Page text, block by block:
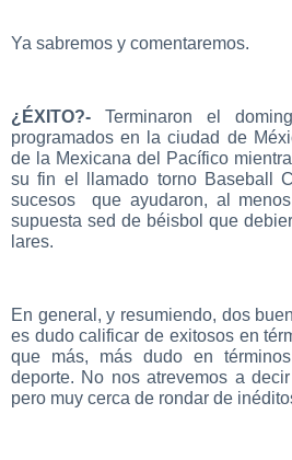
Ya sabremos y comentaremos.
¿ÉXITO?- Terminaron el
programados en la ciudad de
de la Mexicana del Pacífico
su fin el llamado torno Baseball
sucesos que ayudaron, al
supuesta sed de béisbol que
lares.
En general, y resumiendo, dos
es dudo calificar de exitosos en
que más, más dudo en
deporte. No nos atrevemos a
pero muy cerca de rondar de